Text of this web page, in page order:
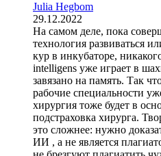
Julia Hegbom
29.12.2022
На самом деле, пока
технология развиваться
кур в инкубаторе,
intelligens уже играет в
завязано на память. Так
рабочие специальности
хирургия тоже будет в
подстраховка хирурга.
это сложнее: нужно
ИИ , а не является